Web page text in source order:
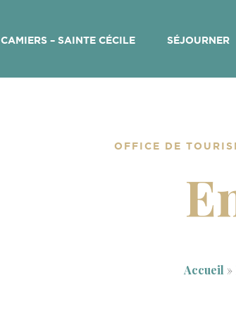
CAMIERS – SAINTE CÉCILE SÉJOURNER
OFFICE DE
Accueil »